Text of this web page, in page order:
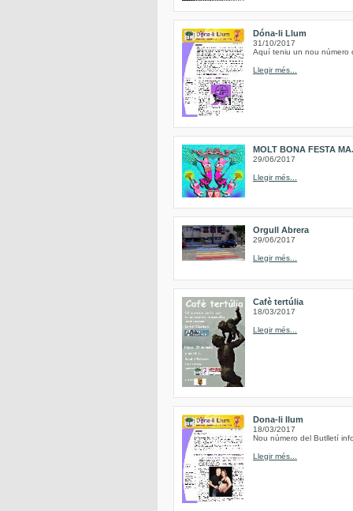
Dóna-li Llum
31/10/2017
Aquí teniu un nou número
Llegir més...
MOLT BONA FESTA
29/06/2017
Llegir més...
Orgull Abrera
29/06/2017
Llegir més...
Cafè tertúlia
18/03/2017
Llegir més...
Dona-li llum
18/03/2017
Nou número del Butlletí
Llegir més...